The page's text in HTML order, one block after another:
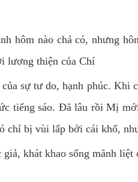
hôm nào chả có, nhưng
lương thiện của Chí
sự tư do, hạnh phúc. Khi
tiếng sáo. Đã lâu rồi Mị
chỉ bị vùi lấp bởi cái khổ,
khát khao sống mãnh liệt